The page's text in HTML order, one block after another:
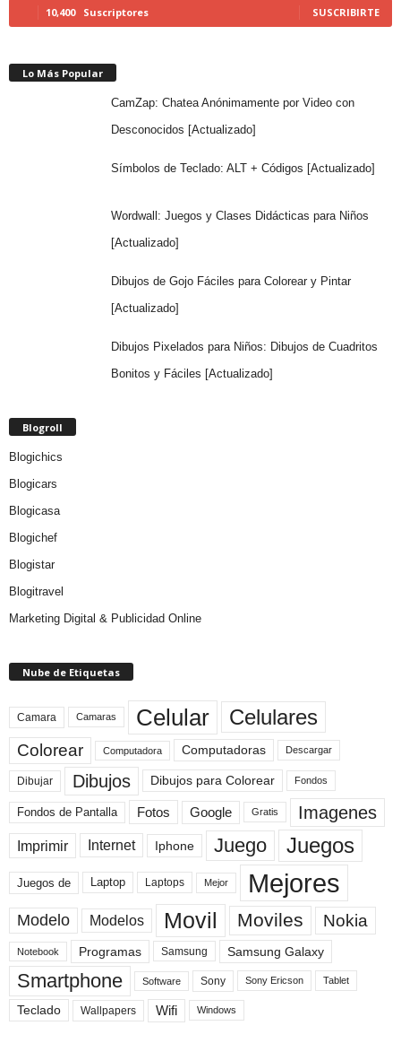
10,400 Suscriptores SUSCRIBIRTE
Lo Más Popular
CamZap: Chatea Anónimamente por Video con
Desconocidos [Actualizado]
Símbolos de Teclado: ALT + Códigos [Actualizado]
Wordwall: Juegos y Clases Didácticas para Niños
[Actualizado]
Dibujos de Gojo Fáciles para Colorear y Pintar
[Actualizado]
Dibujos Pixelados para Niños: Dibujos de Cuadritos
Bonitos y Fáciles [Actualizado]
Blogroll
Blogichics
Blogicars
Blogicasa
Blogichef
Blogistar
Blogitravel
Marketing Digital & Publicidad Online
Nube de Etiquetas
Camara Camaras Celular Celulares
Colorear Computadora Computadoras Descargar
Dibujar Dibujos Dibujos para Colorear Fondos
Fondos de Pantalla Fotos Google Gratis Imagenes
Imprimir Internet Iphone Juego Juegos
Juegos de Laptop Laptops Mejor Mejores
Modelo Modelos Movil Moviles Nokia
Notebook Programas Samsung Samsung Galaxy
Smartphone Software Sony Sony Ericson Tablet
Teclado Wallpapers Wifi Windows